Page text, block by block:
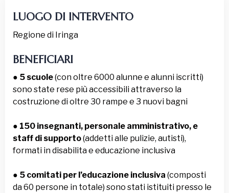
LUOGO DI INTERVENTO
Regione di Iringa
BENEFICIARI
● 5 scuole(con oltre 6000 alunne e alunni iscritti)
sono state rese più accessibili attraverso la
costruzione di oltre 30 rampe e 3 nuovi bagni
● 150 insegnanti, personale amministrativo, e
staff di supporto(addetti alle pulizie, autisti),
formati in disabilita e educazione inclusiva
● 5 comitati per l’educazione inclusiva (composti
da 60 persone in totale) sono stati istituiti presso le